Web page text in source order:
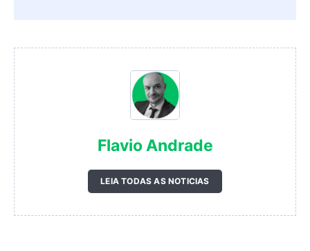
Flavio Andrade
LEIA TODAS AS NOTICIAS